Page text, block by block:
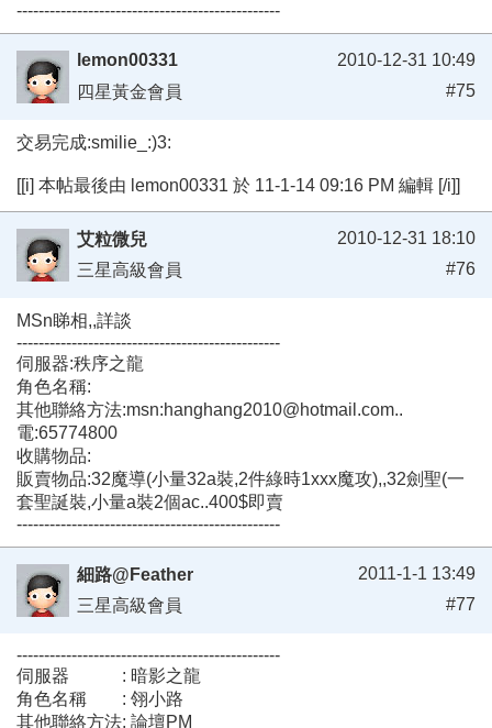
------------------------------------------------
lemon00331
四星黃金會員
2010-12-31 10:49
#75
交易完成:smilie_:)3:
[[i] 本帖最後由 lemon00331 於 11-1-14 09:16 PM 編輯 [/i]]
艾粒微兒
三星高級會員
2010-12-31 18:10
#76
MSn睇相,,詳談
------------------------------------------------
伺服器:秩序之龍
角色名稱:
其他聯絡方法:msn:hanghang2010@hotmail.com..
電:65774800
收購物品:
販賣物品:32魔導(小量32a裝,2件綠時1xxx魔攻),,32劍聖(一
套聖誕裝,小量a裝2個ac..400$即賣
------------------------------------------------
細路@Feather
三星高級會員
2011-1-1 13:49
#77
------------------------------------------------
伺服器 : 暗影之龍
角色名稱 : 翎小路
其他聯絡方法: 論壇PM